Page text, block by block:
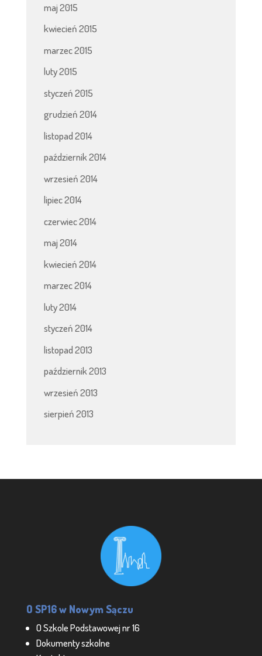
maj 2015
kwiecień 2015
marzec 2015
luty 2015
styczeń 2015
grudzień 2014
listopad 2014
październik 2014
wrzesień 2014
lipiec 2014
czerwiec 2014
maj 2014
kwiecień 2014
marzec 2014
luty 2014
styczeń 2014
listopad 2013
październik 2013
wrzesień 2013
sierpień 2013
O SP16 w Nowym Sączu
O Szkole Podstawowej nr 16
Dokumenty szkolne